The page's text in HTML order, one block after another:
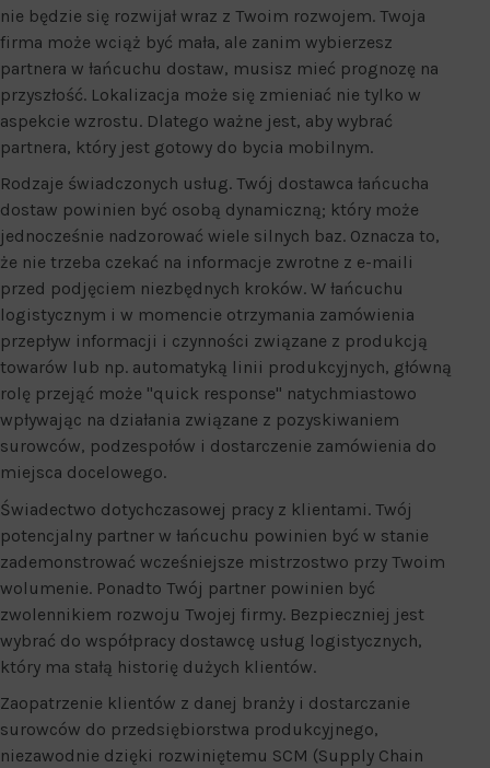
nie będzie się rozwijał wraz z Twoim rozwojem. Twoja
firma może wciąż być mała, ale zanim wybierzesz
partnera w łańcuchu dostaw, musisz mieć prognozę na
przyszłość. Lokalizacja może się zmieniać nie tylko w
aspekcie wzrostu. Dlatego ważne jest, aby wybrać
partnera, który jest gotowy do bycia mobilnym.
Rodzaje świadczonych usług. Twój dostawca łańcucha
dostaw powinien być osobą dynamiczną; który może
jednocześnie nadzorować wiele silnych baz. Oznacza to,
że nie trzeba czekać na informacje zwrotne z e-maili
przed podjęciem niezbędnych kroków. W łańcuchu
logistycznym i w momencie otrzymania zamówienia
przepływ informacji i czynności związane z produkcją
towarów lub np. automatyką linii produkcyjnych, główną
rolę przejąć może "quick response" natychmiastowo
wpływając na działania związane z pozyskiwaniem
surowców, podzespołów i dostarczenie zamówienia do
miejsca docelowego.
Świadectwo dotychczasowej pracy z klientami. Twój
potencjalny partner w łańcuchu powinien być w stanie
zademonstrować wcześniejsze mistrzostwo przy Twoim
wolumenie. Ponadto Twój partner powinien być
zwolennikiem rozwoju Twojej firmy. Bezpieczniej jest
wybrać do współpracy dostawcę usług logistycznych,
który ma stałą historię dużych klientów.
Zaopatrzenie klientów z danej branży i dostarczanie
surowców do przedsiębiorstwa produkcyjnego,
niezawodnie dzięki rozwiniętemu SCM (Supply Chain